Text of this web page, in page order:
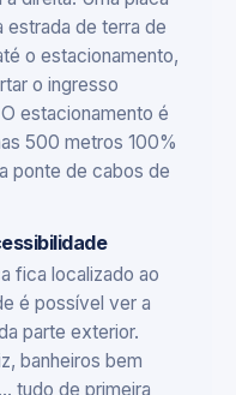
estrada de terra de
o estacionamento,
o ingresso
estacionamento é
500 metros 100%
ponte de cabos de
fica localizado ao
é possível ver a
parte exterior.
banheiros bem
tudo de primeira